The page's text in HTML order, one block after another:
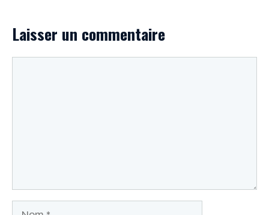
Laisser un commentaire